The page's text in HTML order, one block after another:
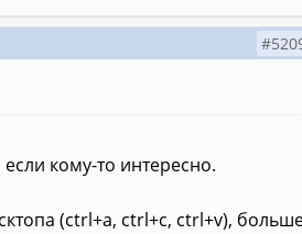
кому-то интересно.
(ctrl+a, ctrl+c, ctrl+v),